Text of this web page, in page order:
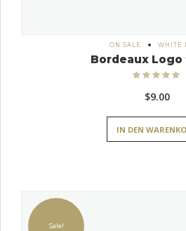
ON SALE WHITE
Bordeaux
von 5
$9.00
IN DEN
Sale!